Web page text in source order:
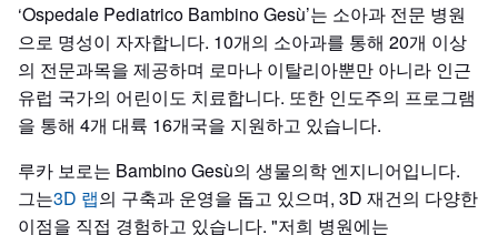
‘Ospedale Pediatrico Bambino Gesù’는 소아과 전문 병원
으로 명성이 자자합니다. 10개의 소아과를 통해 20개 이상
의 전문과목을 제공하며 로마나 이탈리아뿐만 아니라 인근
유럽 국가의 어린이도 치료합니다. 또한 인도주의 프로그램
을 통해 4개 대륙 16개국을 지원하고 있습니다.
루카 보로는 Bambino Gesù의 생물의학 엔지니어입니다.
그는3D 랩의 구축과 운영을 돕고 있으며, 3D 재건의 다양한
이점을 직접 경험하고 있습니다. "저희 병원에는